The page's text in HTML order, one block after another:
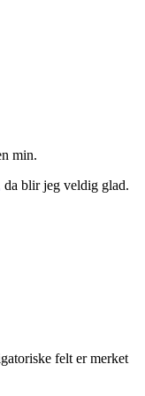
min.
da blir jeg veldig glad.
felt er merket